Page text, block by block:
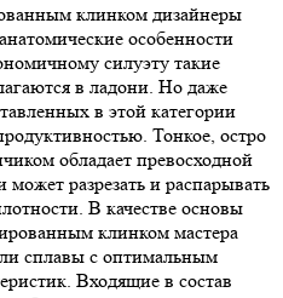
клинком дизайнеры
особенности
силуэту такие
в ладони. Но даже
в этой категории
Тонкое, остро
обладает превосходной
разрезать и распарывать
В качестве основы
клинком мастера
сплавы с оптимальным
Входящие в состав